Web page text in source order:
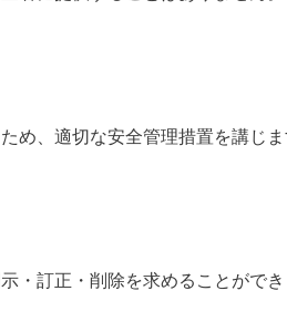
め、適切な安全管理措置を講じま
・訂正・削除を求めることがで